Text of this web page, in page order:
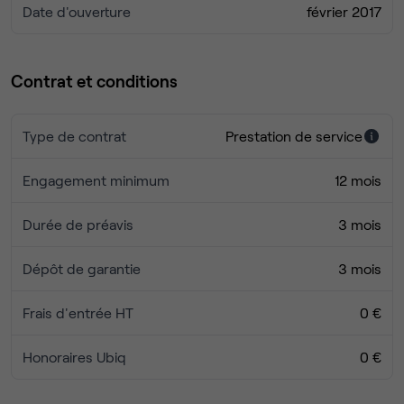
Services Premium & Conciergerie :
Pour maximiser
traiteur pour vos événements.
Date d'ouverture février 2017
Contrat et conditions
Type de contrat Prestation de service
Engagement minimum 12 mois
Durée de préavis 3 mois
Dépôt de garantie 3 mois
Frais d'entrée HT 0 €
Honoraires Ubiq 0 €